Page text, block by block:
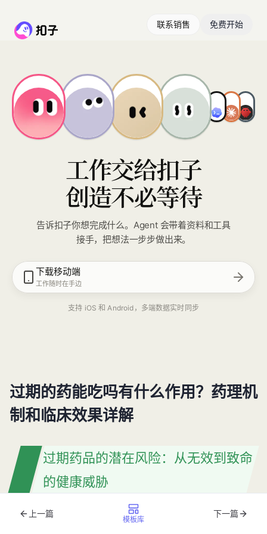
联系销售 免费开始
工作交给扣子
创造不必等待
告诉扣子你想完成什么。Agent 会带着资料和工具
接手，把想法一步步做出来。
下载移动端
工作随时在手边
支持 iOS 和 Android，多端数据实时同步
过期的药能吃吗有什么作用？药理机
制和临床效果详解
过期药品的潜在风险：从无效到致命
的健康威胁
家庭药箱是很多人应对日常小病的“武器库”，但你是否注意
上一篇
模板库
下一篇